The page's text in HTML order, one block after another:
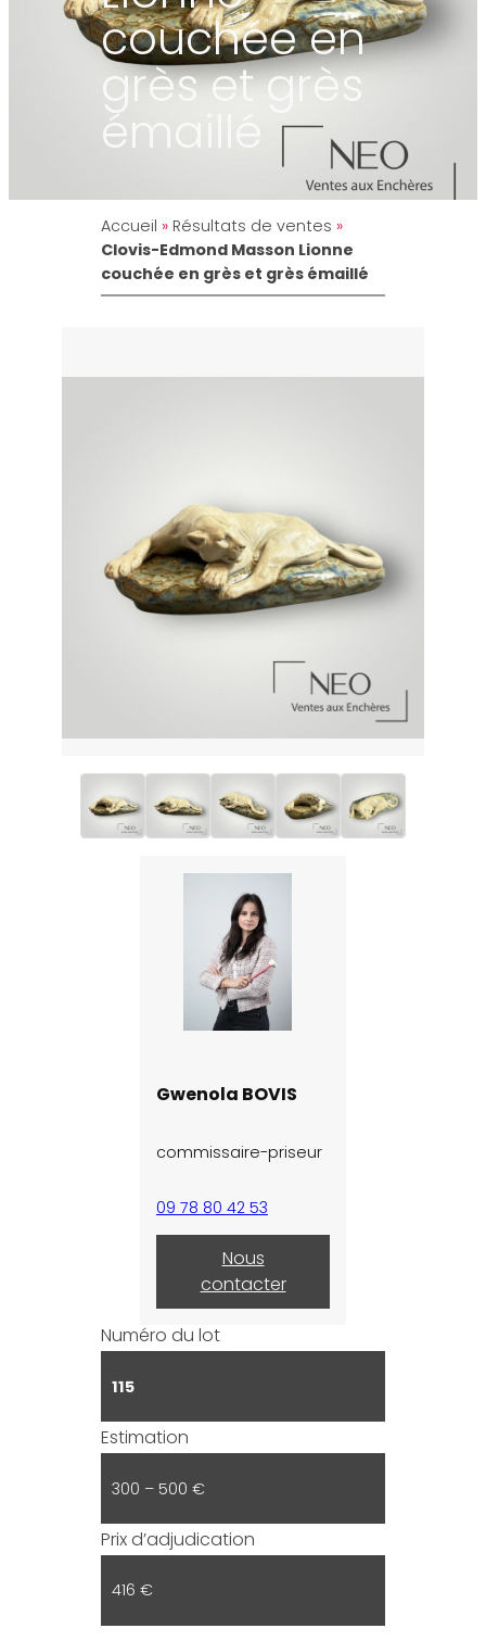
couchée en
grès et grès
émaillé
Accueil » Résultats de ventes »
Clovis-Edmond Masson Lionne
couchée en grès et grès émaillé
Gwenola BOVIS
commissaire-priseur
09 78 80 42 53
Nous
contacter
Numéro du lot
115
Estimation
300 – 500 €
Prix d’adjudication
416 €